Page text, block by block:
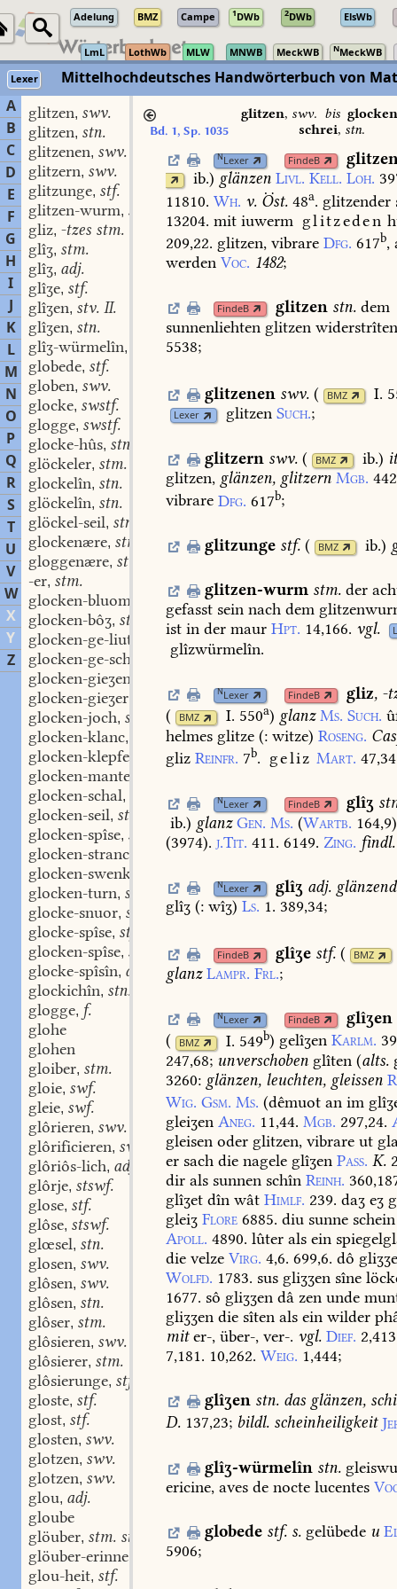
Adelung BMZ Campe 1DWb 2DWb ElsWb
LmL LothWb MLW MNWB MeckWB NMeckWB
Lexer
Mittelhochdeutsches Handwörterbuch von
A
B
C
D
E
F
G
H
I
J
K
L
M
N
O
P
Q
R
S
T
U
V
W
X
Y
Z
glitzen, swv.
glitzen, stn.
glitzenen, swv.
glitzern, swv.
glitzunge, stf.
glitzen-wurm, stm.
gliz, -tzes stm.
glîʒ, stm.
glîʒ, adj.
glîʒe, stf.
glîʒen, stv. II.
glîʒen, stn.
glîʒ-würmelîn,
globede, stf.
globen, swv.
glocke, swstf.
glogge, swstf.
glocke-hûs, stn.
glöckeler, stm.
glockelîn, stn.
glöckelîn, stn.
glöckel-seil, stn.
glockenære, stm.
gloggenære, stm.
-er, stm.
glocken-bluome
swmf.
glocken-bôʒ, stm.
glocken-ge-liute
stn.
glocken-ge-schrei
stn.
glocken-gieʒen
glocken-gieʒer
glocken-joch, stn.
glocken-klanc,
glocken-klepfel
stm.
glocken-mantel
glocken-schal,
glocken-seil, stn.
glocken-spîse, stf.
glocken-stranc
glocken-swenkel
glocken-turn, stm.
glocke-snuor, stf.
glocke-spîse, stf.
glocken-spîse, stf.
glocke-spîsîn, adj.
glockichîn, stn.
glogge, f.
glohe
glohen
gloiber, stm.
gloie, swf.
gleie, swf.
glôrieren, swv.
glôrificieren, swv.
glôriôs-lich, adj.
glôrje, stswf.
glose, stf.
glôse, stswf.
glœsel, stn.
glosen, swv.
glôsen, swv.
glôsen, stn.
glôser, stm.
glôsieren, swv.
glôsierer, stm.
glôsierunge, stf.
gloste, stf.
glost, stf.
glosten, swv.
glotzen, swv.
glotzen, swv.
glou, adj.
gloube
glöuber, stm. stf.
glöuber-erinne
stm. stf.
glou-heit, stf.
Bd. 1, Sp. 1035
glitzen, swv. bis
schrei, stn.
NLexer FindeB
ib.) glänzen Livl. Kell. Loh.
11810. Wh. v. Öst. 48a. glitzender
13204. mit iuwerm glitzeden
209,22. glitzen, vibrare Dfg. 617b,
werden Voc. 1482;
FindeB glitzen stn. dem
sunnenliehten glitzen
5538;
glitzenen swv. ( BMZ I.
Lexer glitzen Such.;
glitzern swv. ( BMZ ib.)
glitzen, glänzen, glitzern Mgb.
vibrare Dfg. 617b;
glitzunge stf. ( BMZ ib.)
glitzen-wurm stm. der
gefasst sein nach dem
ist in der maur Hpt. 14,166. vgl.
glîzwürmelîn.
NLexer FindeB gliz, -
(
BMZ I. 550a) glanz Ms. Such.
helmes glitze (: witze) Roseng.
gliz Reinfr. 7b. geliz Mart. 47,34
NLexer FindeB glîʒ
ib.) glanz Gen. Ms. (Wartb. 164,9
(3974). j.Tit. 411. 6149. Zing. findl.
NLexer glîʒ adj.
glîʒ (: wîʒ) Ls. 1. 389,34;
FindeB glîʒe stf. ( BMZ
glanz Lampr. Frl.;
NLexer FindeB
glîʒen
(
BMZ I. 549b) gelîʒen Karlm.
247,68; unverschoben glîten (alts.
3260: glänzen, leuchten, gleissen
Wig. Gsm. Ms. (dêmuot an im
gleiʒen Aneg. 11,44. Mgb. 297,24.
gleisen oder glitzen, vibrare ut
er sach die nagele glîʒen Pass. K.
dir als sunnen schîn Reinh.
glîʒet dîn wât Himlf. 239. daʒ eʒ
gleiʒ Flore 6885. diu sunne schein
Apoll. 4890. lûter als ein
die velze Virg. 4,6. 699,6. dô
Wolfd. 1783. sus gliʒʒen sîne
1677. sô gliʒʒen dâ zen unde
gliʒʒen die sîten als ein wilder
miter-, über-, ver-. vgl. Dief.
7,181. 10,262. Weig. 1,444;
glîʒen stn. dasglänzen,
D. 137,23; bildl. scheinheiligkeit
glîʒ-würmelîn stn.
ericine, aves de nocte lucentes
globede stf. s.gelübede u
5906;